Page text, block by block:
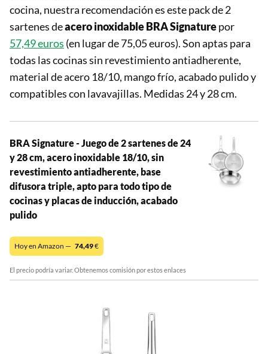
cocina, nuestra recomendación es este pack de 2
sartenes deacero inoxidableBRA Signaturepor
57,49 euros (en lugar de 75,05 euros). Son aptas para
todas las cocinas sin revestimiento antiadherente,
material de acero 18/10, mango frío, acabado pulido y
compatibles con lavavajillas. Medidas 24 y 28 cm.
BRA Signature - Juego de 2 sartenes de 24
y 28 cm, acero inoxidable 18/10, sin
revestimiento antiadherente, base
difusora triple, apto para todo tipo de
cocinas y placas de inducción, acabado
pulido
Hoy en Amazon — 74,49€
El precio podría variar. Obtenemos comisión por estos enlaces